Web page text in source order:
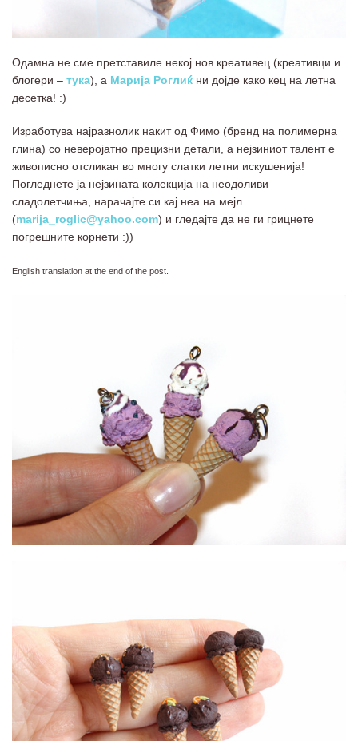
Одамна не сме претставиле некој нов креативец (креативци и
блогери – тука), а Марија Роглиќ ни дојде како кец на летна
десетка! :)
Изработува најразнолик накит од Фимо (бренд на полимерна
глина) со неверојатно прецизни детали, а нејзиниот талент е
живописно отсликан во многу слатки летни искушенија!
Погледнете ја нејзината колекција на неодоливи
сладолетчиња, нарачајте си кај неа на мејл
(marija_roglic@yahoo.com) и гледајте да не ги грицнете
погрешните корнети :))
English translation at the end of the post.